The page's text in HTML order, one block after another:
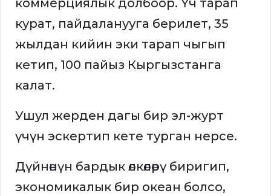
коммерциялык долбоор. Үч тарап
курат, пайдаланууга берилет, 35
жылдан кийин эки тарап чыгып
кетип, 100 пайыз Кыргызстанга
калат.
Ушул жерден дагы бир эл-журт
үчүн эскертип кете турган нерсе.
Дүйнөнүн бардык өлкөлөрү биригип,
экономикалык бир океан болсо,